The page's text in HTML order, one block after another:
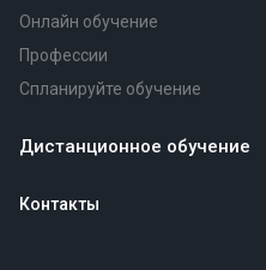
Онлайн обучение
Профессии
Спланируйте обучение
Дистанционное обучение
Контакты